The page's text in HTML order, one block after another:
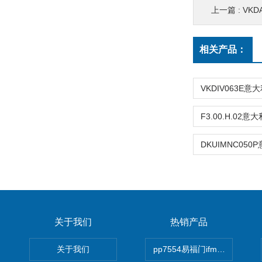
上一篇 :
相关产品：
关于我们
关于我们
热销产品
pp7554易福门ifm传感器